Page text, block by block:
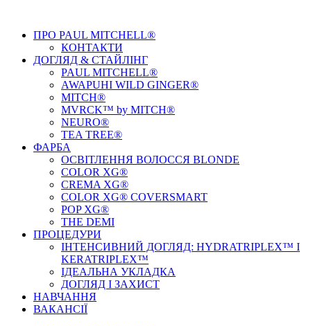
ПРО PAUL MITCHELL®
КОНТАКТИ
ДОГЛЯД & СТАЙЛIНГ
PAUL MITCHELL®
AWAPUHI WILD GINGER®
MITCH®
MVRCK™ by MITCH®
NEURO®
TEA TREE®
ФАРБА
ОСВІТЛЕННЯ ВОЛОССЯ BLONDE
COLOR XG®
CREMA XG®
COLOR XG® COVERSMART
POP XG®
THE DEMI
ПРОЦЕДУРИ
ІНТЕНСИВНИЙ ДОГЛЯД: HYDRATRIPLEX™ І
KERATRIPLEX™
ІДЕАЛЬНА УКЛАДКА
ДОГЛЯД І ЗАХИСТ
НАВЧАННЯ
ВАКАНСІЇ